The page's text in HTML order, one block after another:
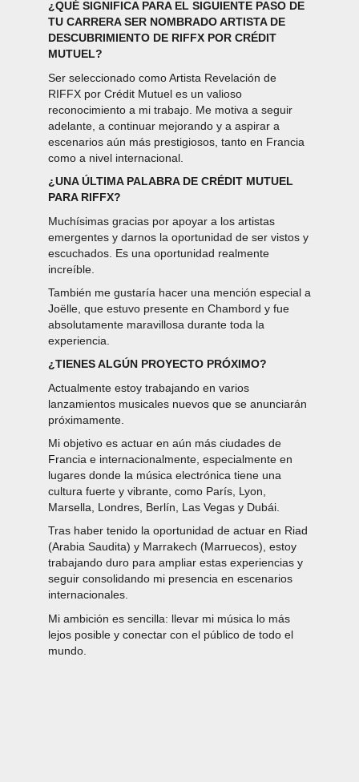
¿QUÉ SIGNIFICA PARA EL SIGUIENTE PASO DE
TU CARRERA SER NOMBRADO ARTISTA DE
DESCUBRIMIENTO DE RIFFX POR CRÉDIT
MUTUEL?
Ser seleccionado como Artista Revelación de
RIFFX por Crédit Mutuel es un valioso
reconocimiento a mi trabajo. Me motiva a seguir
adelante, a continuar mejorando y a aspirar a
escenarios aún más prestigiosos, tanto en Francia
como a nivel internacional.
¿UNA ÚLTIMA PALABRA DE CRÉDIT MUTUEL
PARA RIFFX?
Muchísimas gracias por apoyar a los artistas
emergentes y darnos la oportunidad de ser vistos y
escuchados. Es una oportunidad realmente
increíble.
También me gustaría hacer una mención especial a
Joëlle, que estuvo presente en Chambord y fue
absolutamente maravillosa durante toda la
experiencia.
¿TIENES ALGÚN PROYECTO PRÓXIMO?
Actualmente estoy trabajando en varios
lanzamientos musicales nuevos que se anunciarán
próximamente.
Mi objetivo es actuar en aún más ciudades de
Francia e internacionalmente, especialmente en
lugares donde la música electrónica tiene una
cultura fuerte y vibrante, como París, Lyon,
Marsella, Londres, Berlín, Las Vegas y Dubái.
Tras haber tenido la oportunidad de actuar en Riad
(Arabia Saudita) y Marrakech (Marruecos), estoy
trabajando duro para ampliar estas experiencias y
seguir consolidando mi presencia en escenarios
internacionales.
Mi ambición es sencilla: llevar mi música lo más
lejos posible y conectar con el público de todo el
mundo.